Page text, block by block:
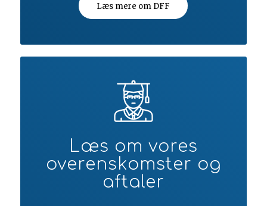
Læs mere om DFF
Læs om vores
overenskomster og
aftaler